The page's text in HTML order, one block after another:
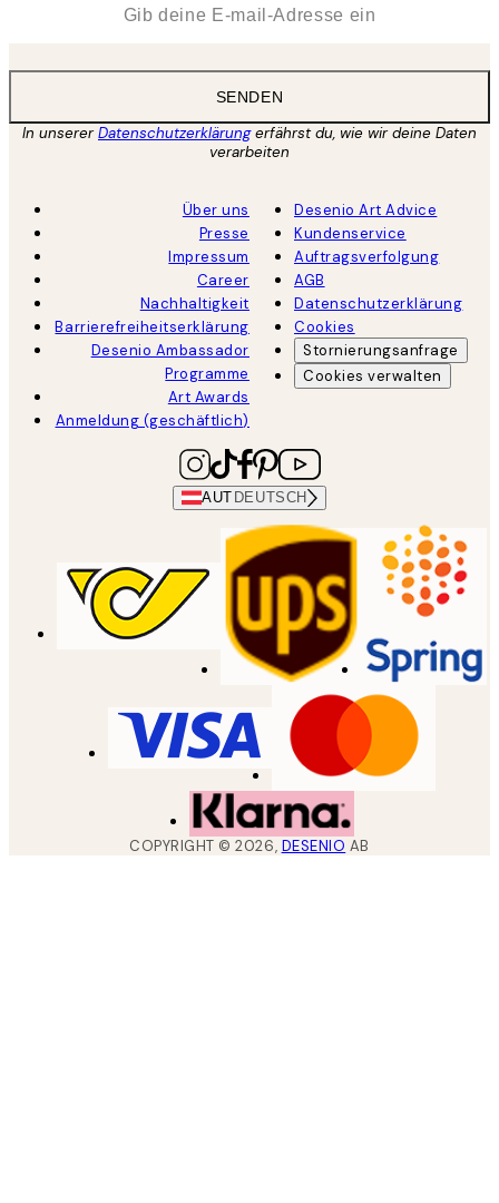
SENDEN
In unsererDatenschutzerklärungerfährst du, wie wir deine Daten
verarbeiten
Über uns
Presse
Impressum
Career
Nachhaltigkeit
Barrierefreiheitserklärung
Desenio Ambassador
Programme
Art Awards
Anmeldung (geschäftlich)
Desenio Art Advice
Kundenservice
Auftragsverfolgung
AGB
Datenschutzerklärung
Cookies
Stornierungsanfrage
Cookies verwalten
AUT DEUTSCH
COPYRIGHT ©2026, DESENIO AB